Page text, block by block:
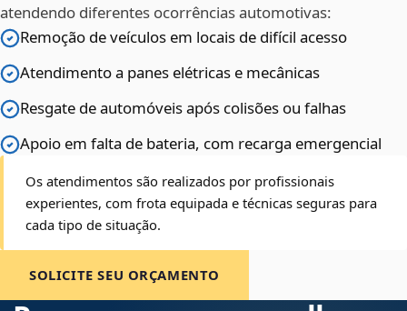
atendendo diferentes ocorrências automotivas:
Remoção de veículos em locais de difícil acesso
Atendimento a panes elétricas e mecânicas
Resgate de automóveis após colisões ou falhas
Apoio em falta de bateria, com recarga emergencial
Os atendimentos são realizados por profissionais
experientes, com frota equipada e técnicas seguras para
cada tipo de situação.
SOLICITE SEU ORÇAMENTO